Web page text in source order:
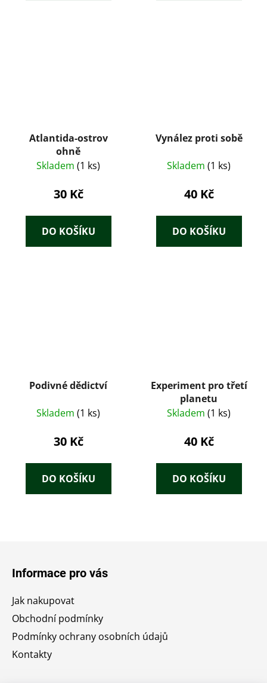
Atlantida-ostrov
ohně
Skladem (1 ks)
30 Kč
DO KOŠÍKU
Vynález proti sobě
Skladem (1 ks)
40 Kč
DO KOŠÍKU
Podivné dědictví
Skladem (1 ks)
30 Kč
DO KOŠÍKU
Experiment pro třetí
planetu
Skladem (1 ks)
40 Kč
DO KOŠÍKU
Informace pro vás
Jak nakupovat
Obchodní podmínky
Podmínky ochrany osobních údajů
Kontakty